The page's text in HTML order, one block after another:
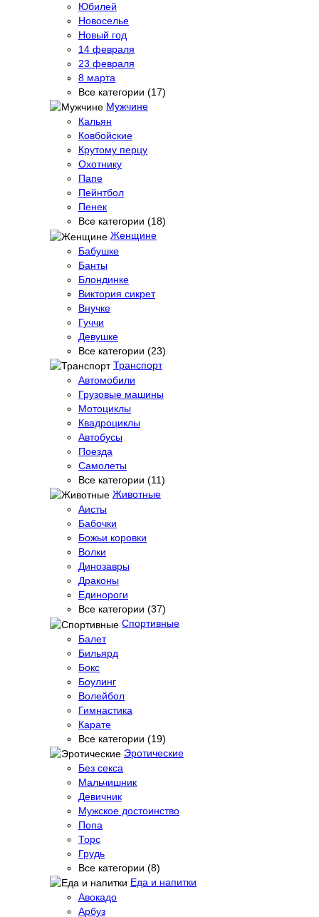
Юбилей
Новоселье
Новый год
14 февраля
23 февраля
8 марта
Все категории (17)
Мужчине
Кальян
Ковбойские
Крутому перцу
Охотнику
Папе
Пейнтбол
Пенек
Все категории (18)
Женщине
Бабушке
Банты
Блондинке
Виктория сикрет
Внучке
Гуччи
Девушке
Все категории (23)
Транспорт
Автомобили
Грузовые машины
Мотоциклы
Квадроциклы
Автобусы
Поезда
Самолеты
Все категории (11)
Животные
Аисты
Бабочки
Божьи коровки
Волки
Динозавры
Драконы
Единороги
Все категории (37)
Спортивные
Балет
Бильярд
Бокс
Боулинг
Волейбол
Гимнастика
Карате
Все категории (19)
Эротические
Без секса
Мальчишник
Девичник
Мужское достоинство
Попа
Торс
Грудь
Все категории (8)
Еда и напитки
Авокадо
Арбуз